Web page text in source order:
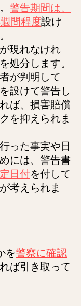
警告期間は、
間程度設け
現れなけれ
処分します。
が判明して
設けて警告し
ば、損害賠償
を抑えられま
った事実や日
には、警告書
日付を付して
考えられま
を警察に確認
ば引き取って